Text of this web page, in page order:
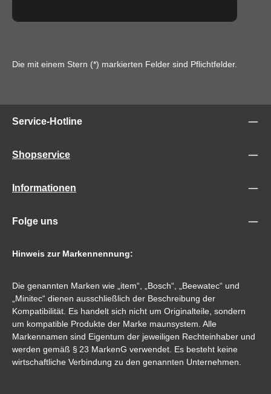
Die mit einem Stern (*) markierten Felder sind Pflichtfelder.
Service-Hotline
Shopservice
Informationen
Folge uns
Hinweis zur Markennennung:
Die genannten Marken wie „item“, „Bosch“, „Beewatec“ und
„Minitec“ dienen ausschließlich der Beschreibung der
Kompatibilität. Es handelt sich nicht um Originalteile, sondern
um kompatible Produkte der Marke maunsystem. Alle
Markennamen sind Eigentum der jeweiligen Rechteinhaber und
werden gemäß § 23 MarkenG verwendet. Es besteht keine
wirtschaftliche Verbindung zu den genannten Unternehmen.